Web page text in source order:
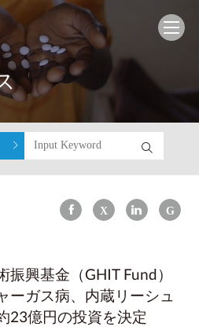
Global Health Innovative Technology
興基金（GHIT Fund）
ーガス病、内蔵リーシュ
23億円の投資を決定